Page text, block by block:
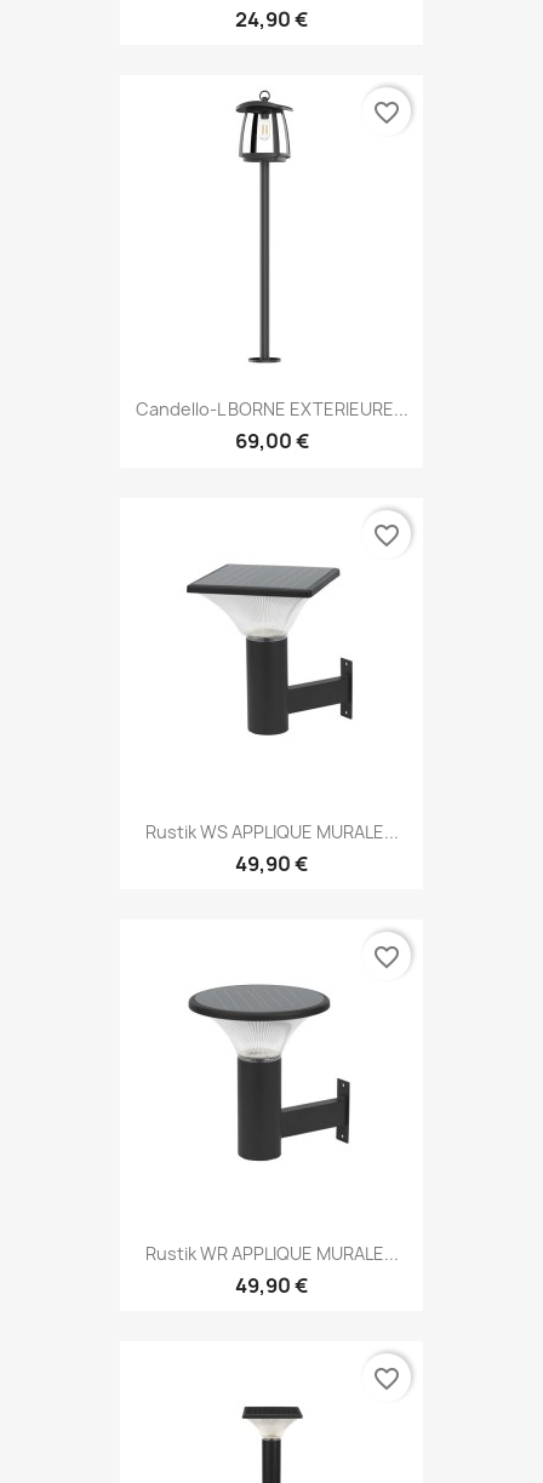
24,90 €
Candello-L BORNE EXTERIEURE...
69,00 €
favorite_border
Rustik WS APPLIQUE MURALE...
49,90 €
favorite_border
Rustik WR APPLIQUE MURALE...
49,90 €
favorite_border
favorite_border